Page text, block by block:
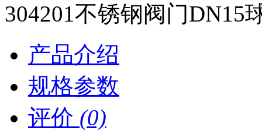
304201不锈钢阀门DN15
产品介绍
规格参数
评价 (0)